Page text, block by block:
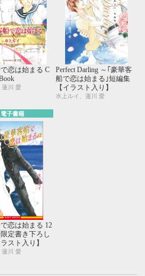
恋は始まる C
蓮川 愛
Perfect Darling ～｢豪華客
船で恋は始まる｣短編集
【イラスト入り】
水上ルイ、蓮川 愛
電子書籍
恋は始まる 12
定書き下ろし
スト入り】
蓮川 愛